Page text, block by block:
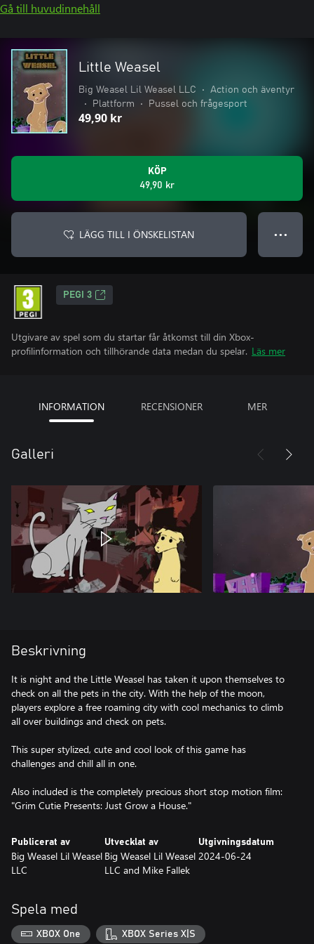
Gå till huvudinnehåll
Little Weasel
Big Weasel Lil Weasel LLC •
Action och äventyr
•
Plattform • Pussel och frågesport
49,90 kr
KÖP
49,90 kr
LÄGG TILL I ÖNSKELISTAN ● ● ●
PEGI 3
Utgivare av spel som du startar får åtkomst till din Xbox-
profilinformation och tillhörande data medan du spelar. Läs mer
INFORMATION RECENSIONER MER
Galleri
Beskrivning
It is night and the Little Weasel has taken it upon themselves to
check on all the pets in the city. With the help of the moon,
players explore a free roaming city with cool mechanics to climb
all over buildings and check on pets.
This super stylized, cute and cool look of this game has
challenges and chill all in one.
Also included is the completely precious short stop motion film:
"Grim Cutie Presents: Just Grow a House."
Publicerat av
Big Weasel Lil Weasel
LLC
Utvecklat av
Big Weasel Lil Weasel
LLC and Mike Fallek
Utgivningsdatum
2024-06-24
Spela med
XBOX One XBOX Series X|S